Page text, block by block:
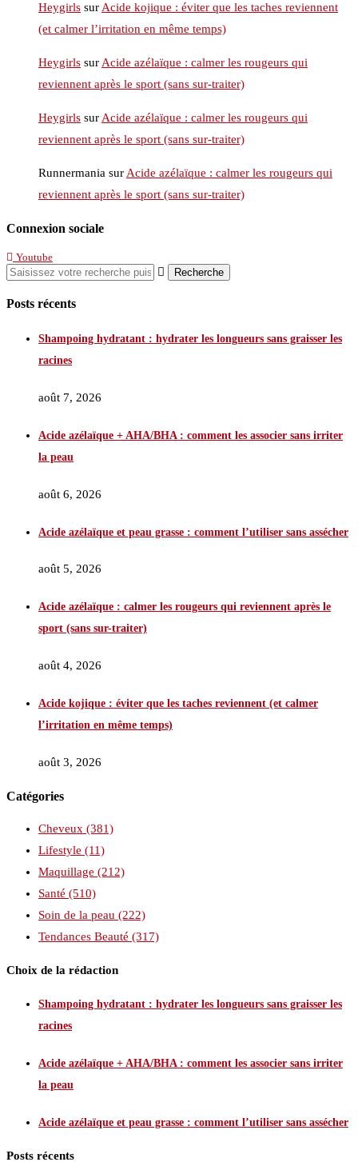
Heygirls surAcide kojique : éviter que les taches reviennent
(et calmer l’irritation en même temps)
Heygirls surAcide azélaïque : calmer les rougeurs qui
reviennent après le sport (sans sur-traiter)
Heygirls surAcide azélaïque : calmer les rougeurs qui
reviennent après le sport (sans sur-traiter)
Runnermania surAcide azélaïque : calmer les rougeurs qui
reviennent après le sport (sans sur-traiter)
Connexion sociale
Youtube
Posts récents
Shampoing hydratant : hydrater les longueurs sans graisser les
racines
août 7, 2026
Acide azélaïque + AHA/BHA : comment les associer sans irriter
la peau
août 6, 2026
Acide azélaïque et peau grasse : comment l’utiliser sans assécher
août 5, 2026
Acide azélaïque : calmer les rougeurs qui reviennent après le
sport (sans sur-traiter)
août 4, 2026
Acide kojique : éviter que les taches reviennent (et calmer
l’irritation en même temps)
août 3, 2026
Catégories
Cheveux (381)
Lifestyle (11)
Maquillage (212)
Santé (510)
Soin de la peau (222)
Tendances Beauté (317)
Choix de la rédaction
Shampoing hydratant : hydrater les longueurs sans graisser les
racines
Acide azélaïque + AHA/BHA : comment les associer sans irriter
la peau
Acide azélaïque et peau grasse : comment l’utiliser sans assécher
Posts récents